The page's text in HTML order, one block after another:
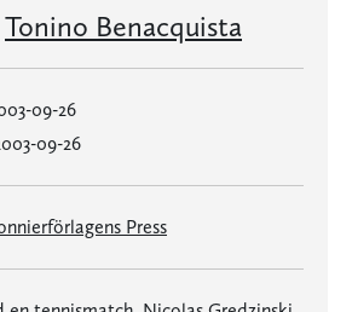
Tonino Benacquista
09-26
09-26
Press